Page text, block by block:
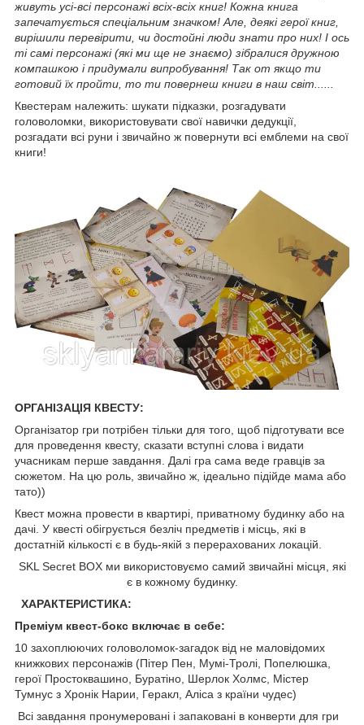
живуть усі-всі персонажі всіх-всіх книг! Кожна книга
запечатується спеціальним значком! Але, деякі герої книг,
вирішили перевірити, чи достойні люди знати про них! І ось
ті самі персонажі (які ми ще не знаємо) зібралися дружною
компашкою і придумали випробування! Так от якщо ти
готовий їх пройти, то ти повернеш книги в наш світ......
Квестерам належить: шукати підказки, розгадувати
головоломки, використовувати свої навички дедукції,
розгадати всі руни і звичайно ж повернути всі емблеми на свої
книги!
ОРГАНІЗАЦІЯ КВЕСТУ:
Організатор гри потрібен тільки для того, щоб підготувати все
для проведення квесту, сказати вступні слова і видати
учасникам перше завдання. Далі гра сама веде гравців за
сюжетом. На цю роль, звичайно ж, ідеально підійде мама або
тато))
Квест можна провести в квартирі, приватному будинку або на
дачі. У квесті обігрується безліч предметів і місць, які в
достатній кількості є в будь-якій з перерахованих локацій.
SKL Secret BOX ми використовуємо самий звичайні місця, які
є в кожному будинку.
ХАРАКТЕРИСТИКА:
Преміум квест-бокс включає в себе:
10 захоплюючих головоломок-загадок від не маловідомих
книжкових персонажів (Пітер Пен, Мумі-Тролі, Попелюшка,
герої Простоквашино, Буратіно, Шерлок Холмс, Містер
Тумнус з Хронік Нарии, Геракл, Аліса з країни чудес)
Всі завдання пронумеровані і запаковані в конверти для гри